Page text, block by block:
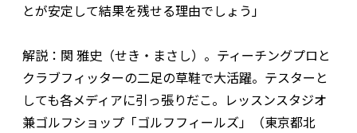
とが安定して結果を残せる理由でしょう」
解説：関 雅史（せき・まさし）。ティーチングプロと
クラブフィッターの二足の草鞋で大活躍。テスターと
しても各メディアに引っ張りだこ。レッスンスタジオ
兼ゴルフショップ「ゴルフフィールズ」（東京都北